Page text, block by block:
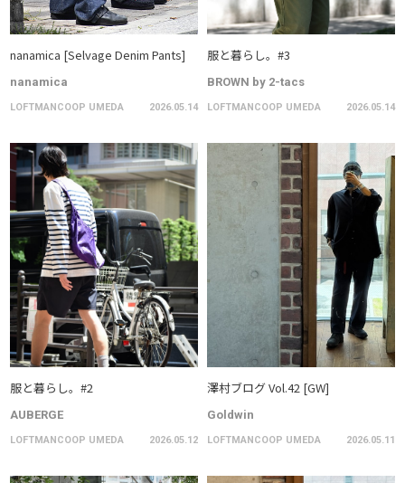
nanamica [Selvage Denim Pants]
nanamica
LOFTMANCOOP UMEDA 2026.05.14
服と暮らし。#3
BROWN by 2-tacs
LOFTMANCOOP UMEDA 2026.05.14
服と暮らし。#2
AUBERGE
LOFTMANCOOP UMEDA 2026.05.12
澤村ブログ Vol.42 [GW]
Goldwin
LOFTMANCOOP UMEDA 2026.05.11